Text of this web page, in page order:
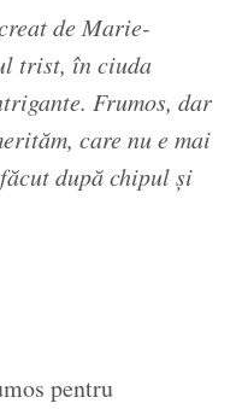
de Marie-
trist, în ciuda
Frumos, dar
care nu e mai
după chipul şi
pentru